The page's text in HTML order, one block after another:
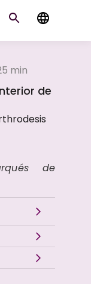
min
de
de